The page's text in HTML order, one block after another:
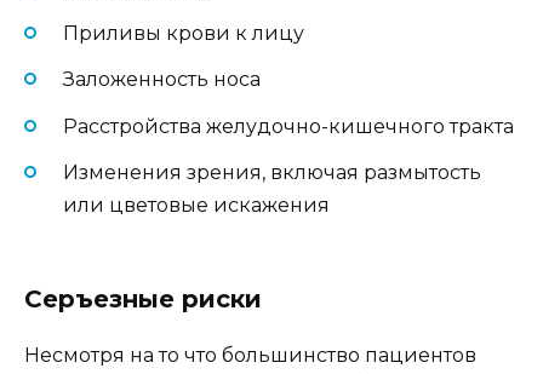
Приливы крови к лицу
Заложенность носа
Расстройства желудочно-кишечного тракта
Изменения зрения, включая размытость
или цветовые искажения
Серъезные риски
Несмотря на то что большинство пациентов